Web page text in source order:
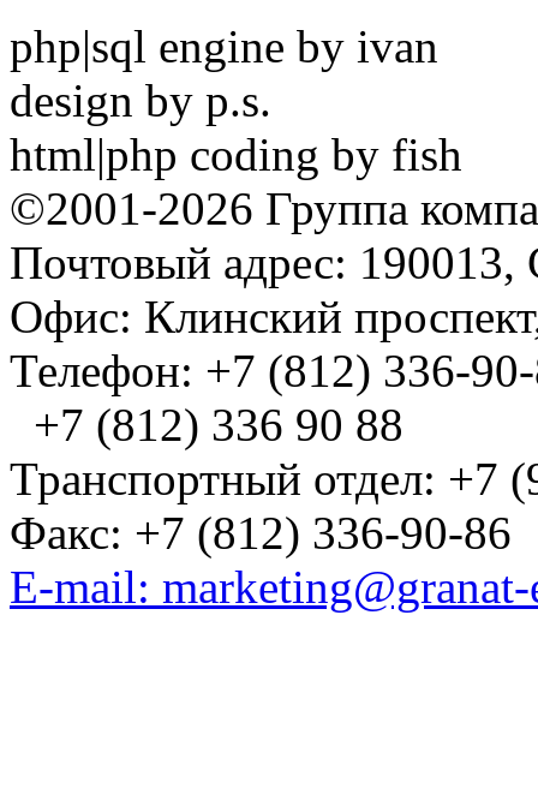
php|sql engine by ivan
design by p.s.
html|php coding by fish
©2001-2026 Группа
Почтовый адрес: 190013,
Офис: Клинский
Телефон: +7 (812) 336-
+7 (812) 336 90 88
Транспортный отдел: +7
Факс: +7 (812) 336-90-86
E-mail: